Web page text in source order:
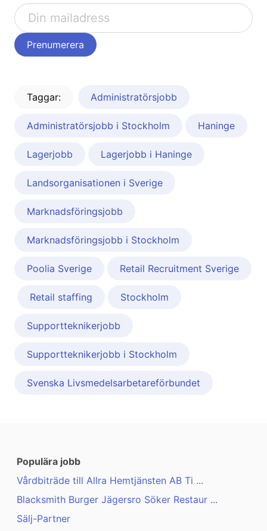
Taggar: Administratörsjobb
Administratörsjobb i Stockholm Haninge
Lagerjobb Lagerjobb i Haninge
Landsorganisationen i Sverige
Marknadsföringsjobb
Marknadsföringsjobb i Stockholm
Poolia Sverige Retail Recruitment Sverige
Retail staffing Stockholm
Supportteknikerjobb
Supportteknikerjobb i Stockholm
Svenska Livsmedelsarbetareförbundet
Populära jobb
Vårdbiträde till Allra Hemtjänsten AB Ti ...
Blacksmith Burger Jägersro Söker Restaur ...
Sälj-Partner